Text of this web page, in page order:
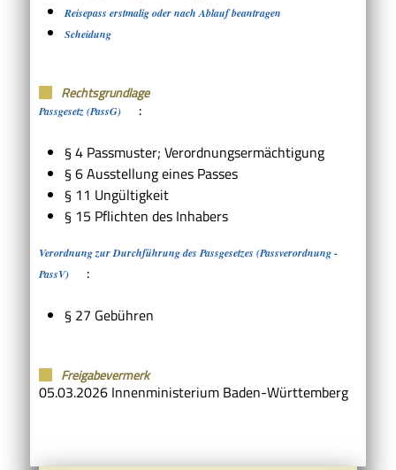
Reisepass erstmalig oder nach Ablauf beantragen
Scheidung
Rechtsgrundlage
Passgesetz (PassG)
:
§ 4Passmuster; Verordnungsermächtigung
§ 6 Ausstellung eines Passes
§ 11 Ungültigkeit
§ 15 Pflichten des Inhabers
Verordnung zur Durchführung des Passgesetzes (Passverordnung -
PassV)
:
§ 27 Gebühren
Freigabevermerk
05.03.2026 Innenministerium Baden-Württemberg